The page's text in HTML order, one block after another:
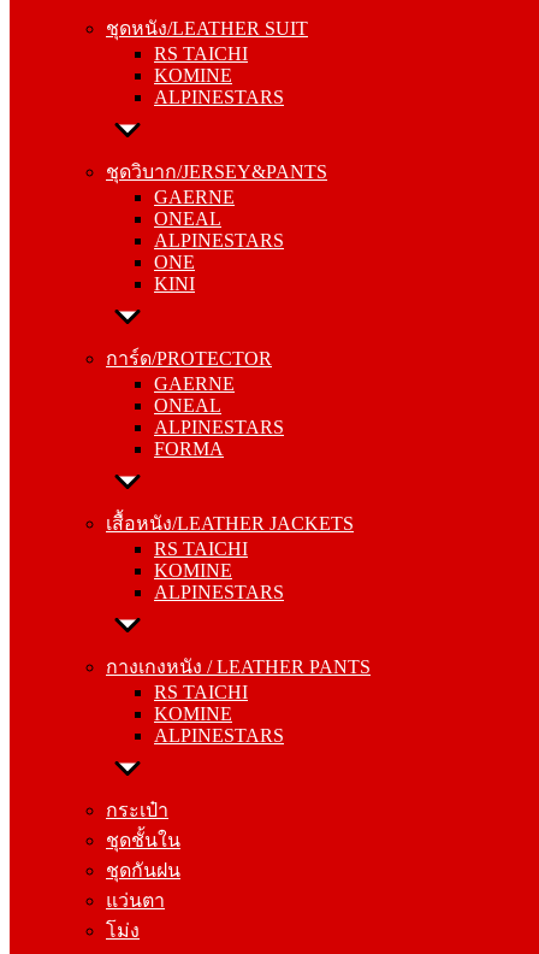
ชุดหนัง/LEATHER SUIT
RS TAICHI
KOMINE
ALPINESTARS
ชุดวิบาก/JERSEY&PANTS
GAERNE
ONEAL
ALPINESTARS
ONE
KINI
การ์ด/PROTECTOR
GAERNE
ONEAL
ALPINESTARS
FORMA
เสื้อหนัง/LEATHER JACKETS
RS TAICHI
KOMINE
ALPINESTARS
กางเกงหนัง / LEATHER PANTS
RS TAICHI
KOMINE
ALPINESTARS
กระเป๋า
ชุดชั้นใน
ชุดกันฝน
แว่นตา
โม่ง
KOMINE
ALPINESTARS
ชุดวิบาก/JERSEY&PANTS
ONEAL
ALPINESTARS
ONE
KINI
การ์ด/PROTECTOR
ONEAL
ALPINESTARS
FORMA
เสื้อหนัง/LEATHER JACKETS
KOMINE
ALPINESTARS
กางเกงหนัง / LEATHER PANTS
KOMINE
ALPINESTARS
กระเป๋า
ชุดชั้นใน
ชุดกันฝน
แว่นตา
โม่ง